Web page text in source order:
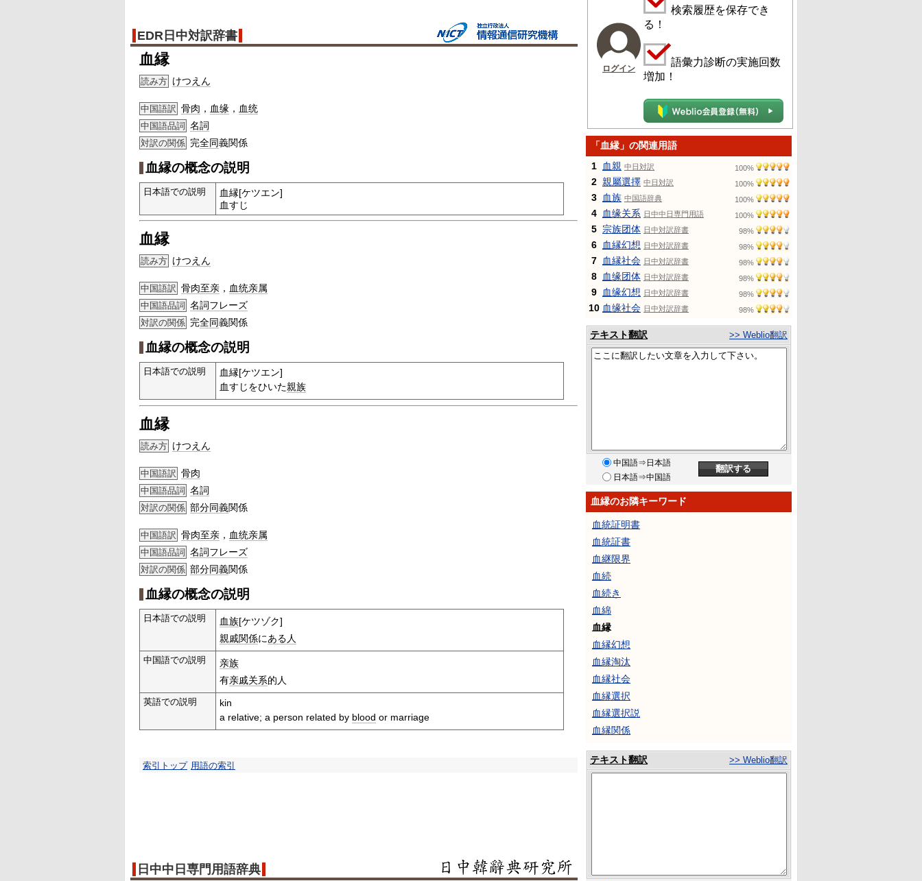
EDR日中対訳辞書
血縁
読み方 けつえん
中国語訳 骨肉 ， 血缘 ， 血统
中国語品詞 名詞
対訳の関係 完全同義関係
血縁の概念の説明
日本語での説明
血縁[ケツエン]
血すじ
血縁
読み方 けつえん
中国語訳 骨肉至亲 ， 血统亲属
中国語品詞 名詞フレーズ
対訳の関係 完全同義関係
血縁の概念の説明
日本語での説明
血縁[ケツエン]
血すじをひいた親族
血縁
読み方 けつえん
中国語訳 骨肉
中国語品詞 名詞
対訳の関係 部分同義関係
中国語訳 骨肉至亲 ， 血统亲属
中国語品詞 名詞フレーズ
対訳の関係 部分同義関係
血縁の概念の説明
日本語での説明 血族[ケツゾク]
親戚関係にある人
中国語での説明
亲族
有亲戚关系的人
英語での説明
kin
a relative; a person related by blood or marriage
索引トップ 用語の索引
日中中日専門用語辞典
ログイン
検索履歴を保存でき
る！
語彙力診断の実施回数
増加！
「血縁」の関連用語
1
血親 中日対訳 100%
2 親屬選擇 中日対訳 100%
3 血族 中国語辞典 100%
4 血缘关系 日中中日専門用語 100%
5 宗族团体 日中対訳辞書 98%
6 血縁幻想 日中対訳辞書 98%
7 血縁社会 日中対訳辞書 98%
8 血缘团体 日中対訳辞書 98%
9 血缘幻想 日中対訳辞書 98%
10 血缘社会 日中対訳辞書 98%
テキスト翻訳 >> Weblio翻訳
中国語⇒日本語
日本語⇒中国語
血縁のお隣キーワード
血統証明書
血統証書
血継限界
血続
血続き
血綿
血縁
血縁幻想
血縁淘汰
血縁社会
血縁選択
血縁選択説
血縁関係
テキスト翻訳 >> Weblio翻訳